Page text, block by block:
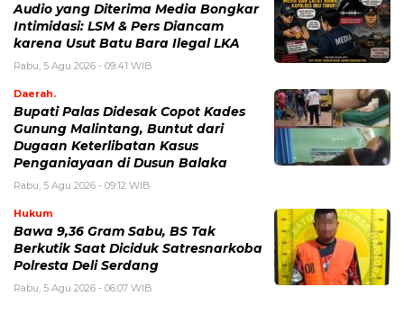
Audio yang Diterima Media Bongkar
Intimidasi: LSM & Pers Diancam
karena Usut Batu Bara Ilegal LKA
Rabu, 5 Agu 2026 - 09:41 WIB
Daerah.
Bupati Palas Didesak Copot Kades
Gunung Malintang, Buntut dari
Dugaan Keterlibatan Kasus
Penganiayaan di Dusun Balaka
Rabu, 5 Agu 2026 - 09:12 WIB
Hukum
Bawa 9,36 Gram Sabu, BS Tak
Berkutik Saat Diciduk Satresnarkoba
Polresta Deli Serdang
Rabu, 5 Agu 2026 - 06:07 WIB